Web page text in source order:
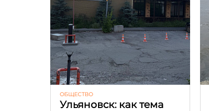
ОБЩЕСТВО
Ульяновск: как тема